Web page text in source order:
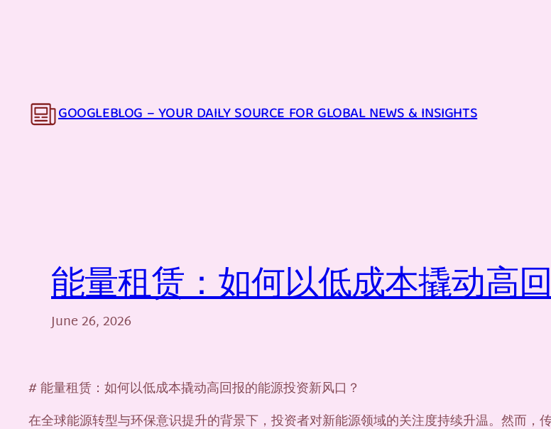
GOOGLEBLOG – YOUR DAILY SOURCE FOR GLOBAL NEWS & INSIGHTS
能量租赁：如何以低成本撬动高
June 26, 2026
# 能量租赁：如何以低成本撬动高回报的能源投资新风口？
在全球能源转型与环保意识提升的背景下，投资者对新能源领域的关注度持续升温。然而，